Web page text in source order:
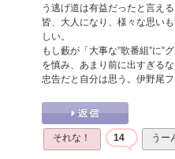
う逃げ道は有益だったと言える
皆、大人になり、様々な思い
しい。
もし藪が「大事な”歌番組”に”
を慎み、あまり前に出すぎる
忠告だと自分は思う。伊野尾フ
それな！ 14 うー